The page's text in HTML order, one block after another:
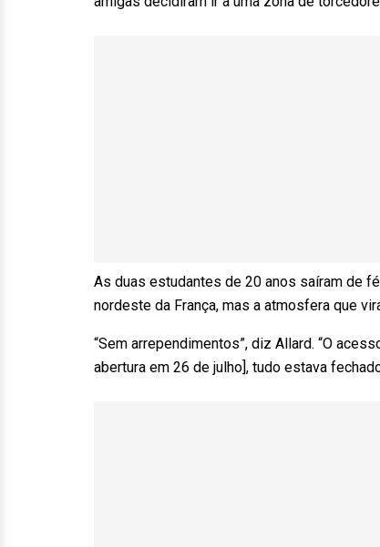
As duas estudantes de 20 anos saíram de
nordeste da França, mas a atmosfera que
“Sem arrependimentos”, diz Allard. “O
abertura em 26 de julho], tudo estava